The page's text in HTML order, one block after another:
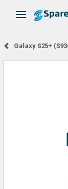
Skifte
Galaxy S25+